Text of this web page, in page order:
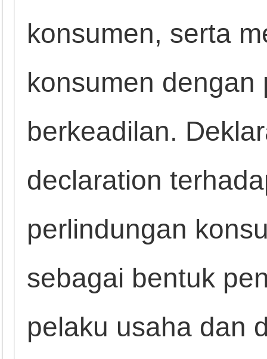
konsumen, serta
konsumen
berkeadilan.
declaration
perlindungan
sebagai bentuk
pelaku usaha dan